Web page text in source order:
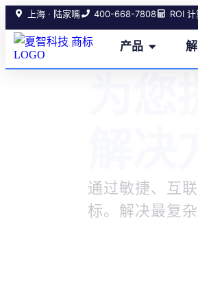
上海 · 陆家嘴 400-668-7808 ROI
产品
通过敏捷、互
标。解决最复